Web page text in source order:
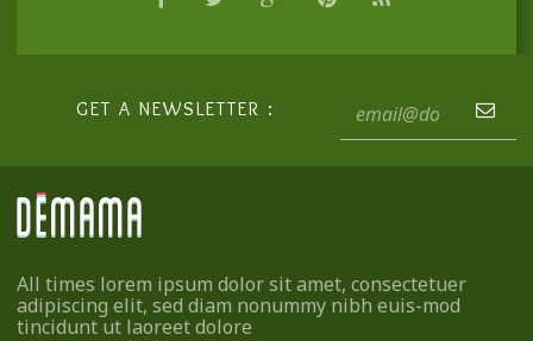
GET A NEWSLETTER :
All times lorem ipsum dolor sit amet, consectetuer
adipiscing elit, sed diam nonummy nibh euis-mod
tincidunt ut laoreet dolore